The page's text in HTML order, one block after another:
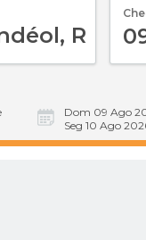
Dom 09 Ago
Seg 10 Ago